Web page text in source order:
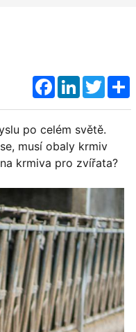
Facebook
LinkedInTwitter
po celém světě.
musí obaly krmiv
krmiva pro zvířata?